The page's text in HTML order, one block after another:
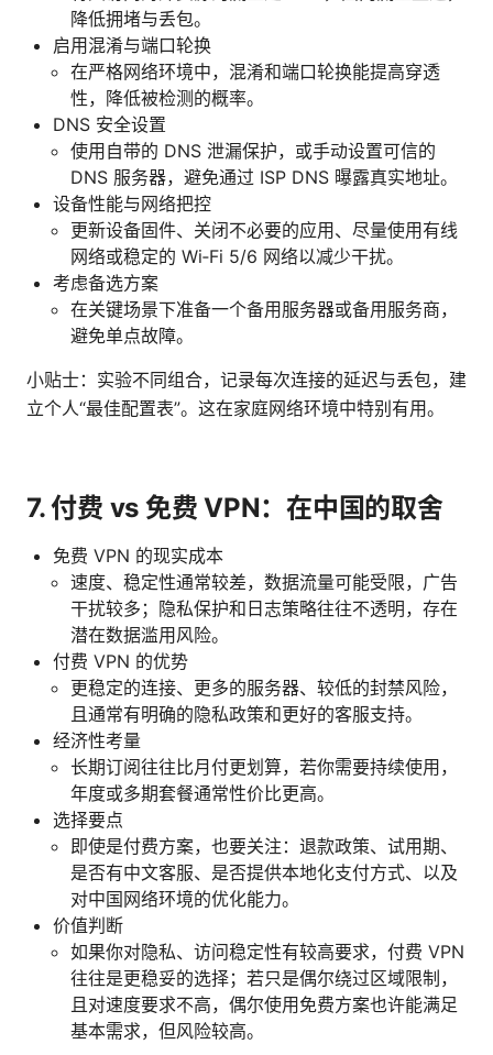
降低拥堵与丢包。
启用混淆与端口轮换
在严格网络环境中，混淆和端口轮换能提高穿透
性，降低被检测的概率。
DNS 安全设置
使用自带的 DNS 泄漏保护，或手动设置可信的
DNS 服务器，避免通过 ISP DNS 曝露真实地址。
设备性能与网络把控
更新设备固件、关闭不必要的应用、尽量使用有线
网络或稳定的 Wi‑Fi 5/6 网络以减少干扰。
考虑备选方案
在关键场景下准备一个备用服务器或备用服务商，
避免单点故障。
小贴士：实验不同组合，记录每次连接的延迟与丢包，建
立个人“最佳配置表”。这在家庭网络环境中特别有用。
7. 付费 vs 免费 VPN：在中国的取舍
免费 VPN 的现实成本
速度、稳定性通常较差，数据流量可能受限，广告
干扰较多；隐私保护和日志策略往往不透明，存在
潜在数据滥用风险。
付费 VPN 的优势
更稳定的连接、更多的服务器、较低的封禁风险，
且通常有明确的隐私政策和更好的客服支持。
经济性考量
长期订阅往往比月付更划算，若你需要持续使用，
年度或多期套餐通常性价比更高。
选择要点
即使是付费方案，也要关注：退款政策、试用期、
是否有中文客服、是否提供本地化支付方式、以及
对中国网络环境的优化能力。
价值判断
如果你对隐私、访问稳定性有较高要求，付费 VPN
往往是更稳妥的选择；若只是偶尔绕过区域限制，
且对速度要求不高，偶尔使用免费方案也许能满足
基本需求，但风险较高。